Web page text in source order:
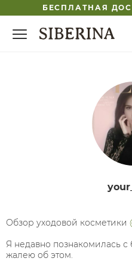
БЕСПЛАТНАЯ
Обзор уходовой косметики
Я недавно познакомилась
жалею об этом. ⠀